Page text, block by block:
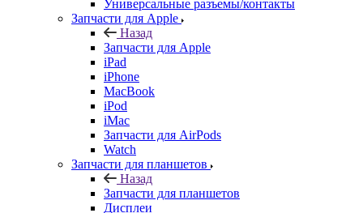
Универсальные разъемы/контакты
Запчасти для Apple
Назад
Запчасти для Apple
iPad
iPhone
MacBook
iPod
iMac
Запчасти для AirPods
Watch
Запчасти для планшетов
Назад
Запчасти для планшетов
Дисплеи